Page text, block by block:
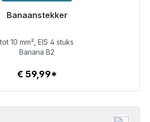
Banaanstekker
verzending, levertijd 48 uur*
€ 59,99
Details
tot 10 mm², EIS 4 stuks
Banana B2
€ 59,99*